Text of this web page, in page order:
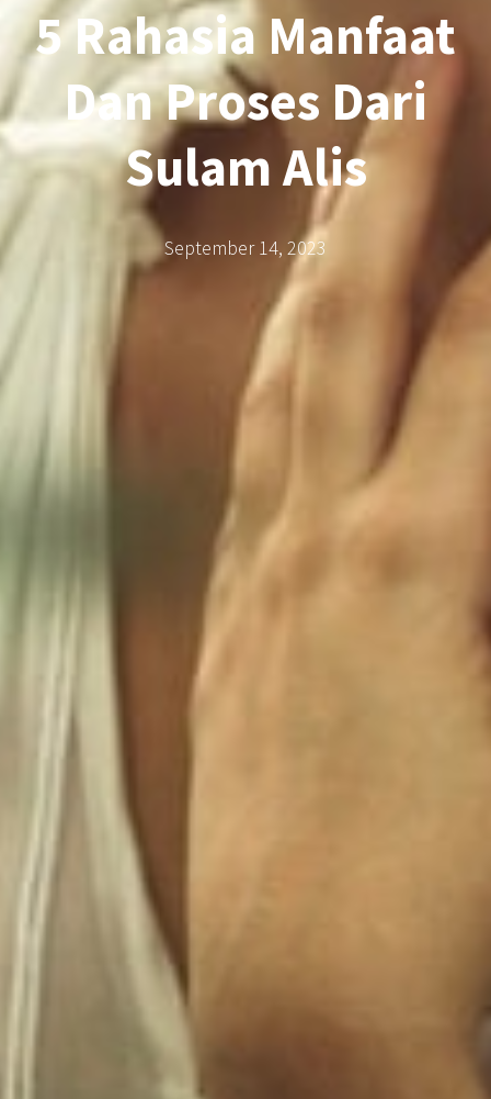
5 Rahasia Manfaat
Dan Proses Dari
Sulam Alis
September 14, 2023